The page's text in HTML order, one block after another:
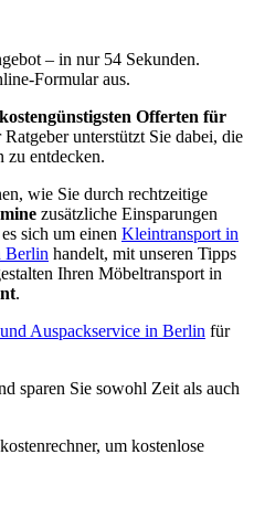
– in nur 54 Sekunden.
Formular aus.
kostengünstigsten Offerten für
Ratgeber unterstützt Sie dabei, die
zu entdecken.
wie Sie durch rechtzeitige
zusätzliche Einsparungen
sich um einen Kleintransport in
Berlin handelt, mit unseren Tipps
Ihren Möbeltransport in
.
Auspackservice in Berlin für
sparen Sie sowohl Zeit als auch
um kostenlose